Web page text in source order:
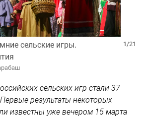
1/21
сельские игры.
сельских игр стали 37
результаты некоторых
известны уже вечером 15 марта